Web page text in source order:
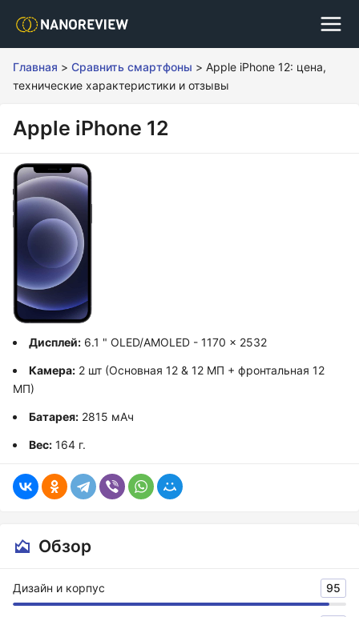
Главная > Сравнить смартфоны > Apple iPhone 12: цена,
технические характеристики и отзывы
Apple iPhone 12
Дисплей: 6.1 " OLED/AMOLED - 1170 x 2532
Камера: 2 шт (Основная 12 & 12 МП + фронтальная 12
МП)
Батарея: 2815 мАч
Вес: 164 г.
Обзор
Дизайн и корпус 95